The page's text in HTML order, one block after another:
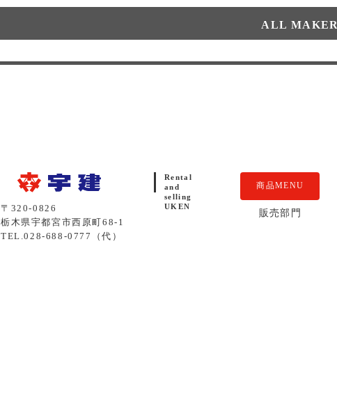
ALL MAKER
Rental
and
selling
UKEN
〒320-0826
栃木県宇都宮市西原町68-1
TEL.028-688-0777（代）
商品MENU
販売部門